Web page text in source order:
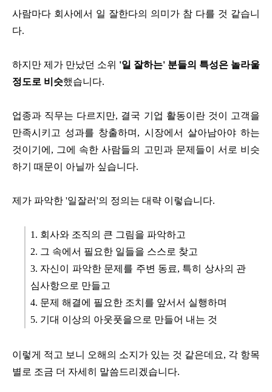
사람마다 회사에서 일 잘한다의 의미가 참 다를 것 같습니
다.
하지만 제가 만났던 소위 '일 잘하는' 분들의 특성은 놀라울
정도로 비슷했습니다.
업종과 직무는 다르지만, 결국 기업 활동이란 것이 고객을
만족시키고 성과를 창출하며, 시장에서 살아남아야 하는
것이기에, 그에 속한 사람들의 고민과 문제들이 서로 비슷
하기 때문이 아닐까 싶습니다.
제가 파악한 '일잘러'의 정의는 대략 이렇습니다.
1. 회사와 조직의 큰 그림을 파악하고
2. 그 속에서 필요한 일들을 스스로 찾고
3. 자신이 파악한 문제를 주변 동료, 특히 상사의 관
심사항으로 만들고
4. 문제 해결에 필요한 조치를 앞서서 실행하며
5. 기대 이상의 아웃풋을으로 만들어 내는 것
이렇게 적고 보니 오해의 소지가 있는 것 같은데요, 각 항목
별로 조금 더 자세히 말씀드리겠습니다.